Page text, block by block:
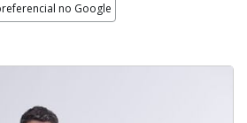
no Google